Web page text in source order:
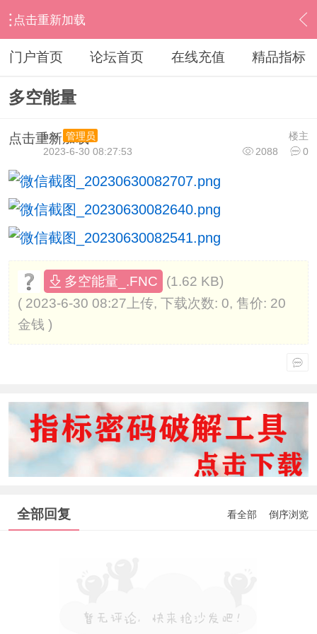
点击重新加载
› 其他股票软件 › 大智慧 › 内容
门户首页 论坛首页 在线充值 精品指标
多空能量
点击重新加载 楼主
hzx
管理员
2088
0
2023-6-30 08:27:53
多空能量_.FNC
(1.62 KB)
( 2023-6-30 08:27上传, 下载次数: 0, 售价: 20
金钱 )
全部回复 看全部 倒序浏览